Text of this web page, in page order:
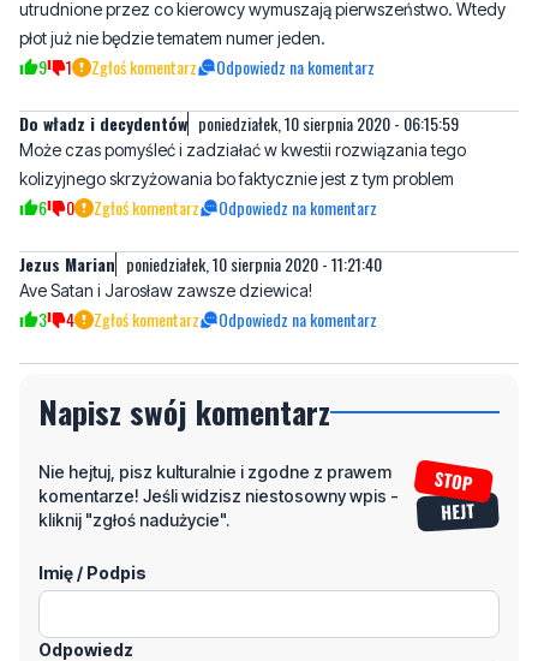
utrudnione przez co kierowcy wymuszają pierwszeństwo. Wtedy
płot już nie będzie tematem numer jeden.
9 1 Zgłoś komentarz Odpowiedz na komentarz
Do władz i decydentów poniedziałek, 10 sierpnia 2020 - 06:15:59
Może czas pomyśleć i zadziałać w kwestii rozwiązania tego
kolizyjnego skrzyżowania bo faktycznie jest z tym problem
6 0 Zgłoś komentarz Odpowiedz na komentarz
Jezus Marian poniedziałek, 10 sierpnia 2020 - 11:21:40
Ave Satan i Jarosław zawsze dziewica!
3 4 Zgłoś komentarz Odpowiedz na komentarz
Napisz swój komentarz
Nie hejtuj, pisz kulturalnie i zgodne z prawem
komentarze! Jeśli widzisz niestosowny wpis -
kliknij "zgłoś nadużycie".
Imię / Podpis
Odpowiedz